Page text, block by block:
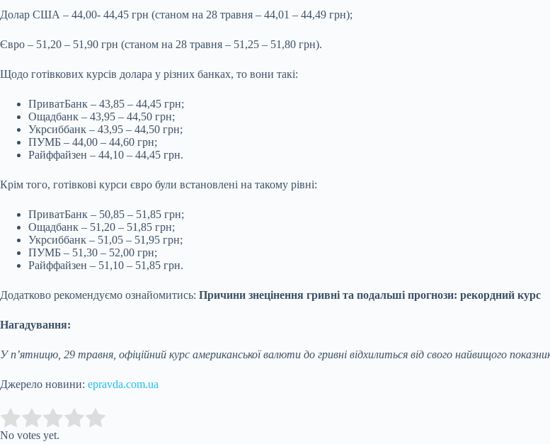
Долар США – 44,00- 44,45 грн (станом на 28 травня – 44,01 – 44,49 грн);
Євро – 51,20 – 51,90 грн (станом на 28 травня – 51,25 – 51,80 грн).
Щодо готівкових курсів долара у різних банках, то вони такі:
ПриватБанк – 43,85 – 44,45 грн;
Ощадбанк – 43,95 – 44,50 грн;
Укрсиббанк – 43,95 – 44,50 грн;
ПУМБ – 44,00 – 44,60 грн;
Райффайзен – 44,10 – 44,45 грн.
Крім того, готівкові курси євро були встановлені на такому рівні:
ПриватБанк – 50,85 – 51,85 грн;
Ощадбанк – 51,20 – 51,85 грн;
Укрсиббанк – 51,05 – 51,95 грн;
ПУМБ – 51,30 – 52,00 грн;
Райффайзен – 51,10 – 51,85 грн.
Додатково рекомендуємо ознайомитись: Причини знецінення гривні та подальші прогнози: рекордний курс
Нагадування:
У п’ятницю, 29 травня, офіційний курс американської валюти до гривні відхилиться від свого найвищого
Джерело новини: epravda.com.ua
Rate this item:
No votes yet.